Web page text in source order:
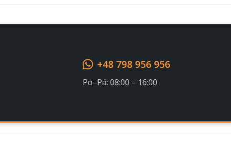
+48 798 956 956
Po–Pá: 08:00 – 16:00